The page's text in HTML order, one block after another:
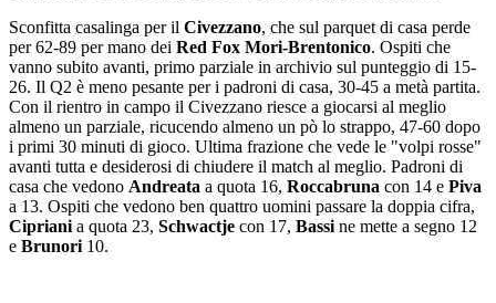
Sconfitta casalinga per il Civezzano, che sul parquet di casa perde
per 62-89 per mano dei Red Fox Mori-Brentonico. Ospiti che
vanno subito avanti, primo parziale in archivio sul punteggio di 15-
26. Il Q2 è meno pesante per i padroni di casa, 30-45 a metà partita.
Con il rientro in campo il Civezzano riesce a giocarsi al meglio
almeno un parziale, ricucendo almeno un pò lo strappo, 47-60 dopo
i primi 30 minuti di gioco. Ultima frazione che vede le "volpi rosse"
avanti tutta e desiderosi di chiudere il match al meglio. Padroni di
casa che vedono Andreata a quota 16, Roccabruna con 14 e Piva
a 13. Ospiti che vedono ben quattro uomini passare la doppia cifra,
Cipriani a quota 23, Schwactje con 17, Bassi ne mette a segno 12
e Brunori 10.